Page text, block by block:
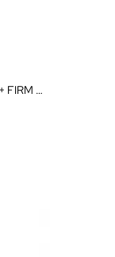
DECORTE LIFT DIMENSION REPLENISH + FIRM LOTION 200ML